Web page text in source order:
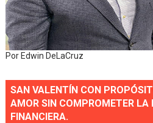
Por Edwin DeLaCruz
SAN VALENTÍN CON
AMOR SIN COMPROMETER LA
FINANCIERA.